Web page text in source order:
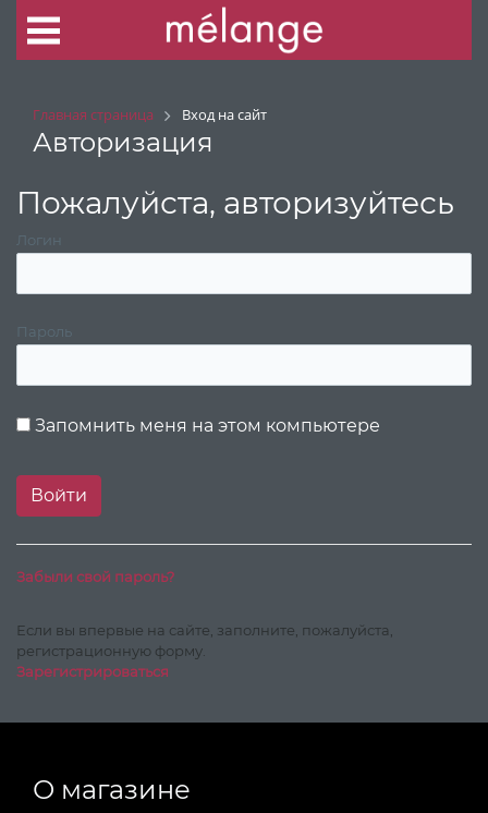
Главная страница Вход на сайт
Авторизация
Пожалуйста, авторизуйтесь
Логин
Пароль
Запомнить меня на этом компьютере
Забыли свой пароль?
Если вы впервые на сайте, заполните, пожалуйста,
регистрационную форму.
Зарегистрироваться
О магазине